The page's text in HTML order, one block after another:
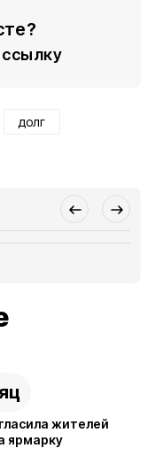
ссылку
долг
жителей
ярмарку